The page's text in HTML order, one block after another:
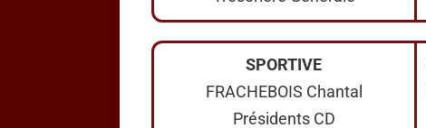
SPORTIVE
FRACHEBOIS Chantal
Présidents CD